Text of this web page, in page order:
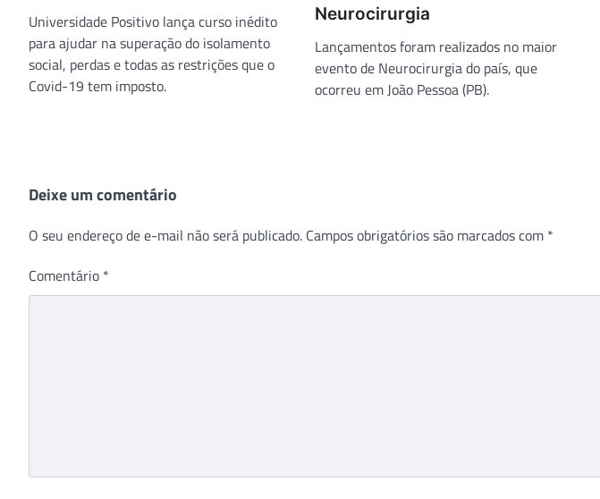
Universidade Positivo lança curso inédito
para ajudar na superação do isolamento
social, perdas e todas as restrições que o
Covid-19 tem imposto.
Neurocirurgia
Lançamentos foram realizados no maior
evento de Neurocirurgia do país, que
ocorreu em João Pessoa (PB).
Deixe um comentário
O seu endereço de e-mail não será publicado. Campos obrigatórios são marcados com *
Comentário *